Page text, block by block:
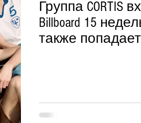
Группа CORTIS
Billboard 15
также